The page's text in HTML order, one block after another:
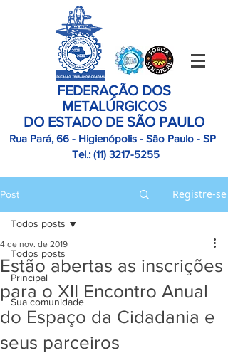
FEDERAÇÃO DOS
METALÚRGICOS
DO ESTADO DE SÃO PAULO
Rua Pará, 66 - Higienópolis - São Paulo - SP
Tel.: (11) 3217-5255
Post Registre-se
Todos posts
Principal
Sua comunidade
Todos posts
Estão abertas as inscrições
para o XII Encontro Anual
do Espaço da Cidadania e
seus parceiros
4 de nov. de 2019